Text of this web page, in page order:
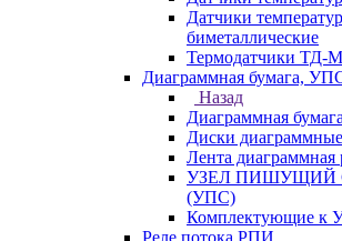
Датчики
биметаллические
Термодатчики ТД-М
Диаграммная бумага,
Назад
Диаграммная
Диски диаграммные
Лента диаграммная
УЗЕЛ ПИШУЩИЙ
(УПС)
Комплектующие к
Реле потока РПИ